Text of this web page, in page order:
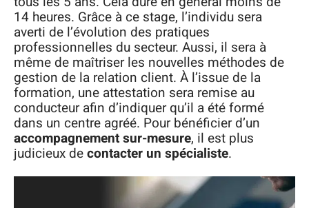
14 heures. Grâce à ce stage, l’individu sera
averti de l’évolution des pratiques
professionnelles du secteur. Aussi, il sera à
même de maîtriser les nouvelles méthodes de
gestion de la relation client. À l’issue de la
formation, une attestation sera remise au
conducteur afin d’indiquer qu’il a été formé
dans un centre agréé. Pour bénéficier d’un
accompagnement sur-mesure, il est plus
judicieux decontacter un spécialiste.